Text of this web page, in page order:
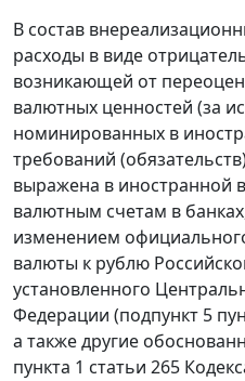
В состав
расходы в виде
возникающей от
валютных ценностей (за
номинированных в
требований
выражена в иностранной
валютным счетам в
изменением
валюты к рублю
установленного
Федерации (подпункт 5
а также другие
пункта 1 статьи 265